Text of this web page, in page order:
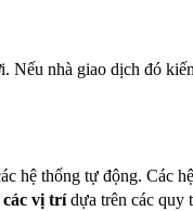
Nếu nhà giao dịch đó
hệ thống tự động. Các hệ
vị trídựa trên các quy